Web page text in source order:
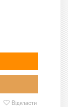
Відкласти